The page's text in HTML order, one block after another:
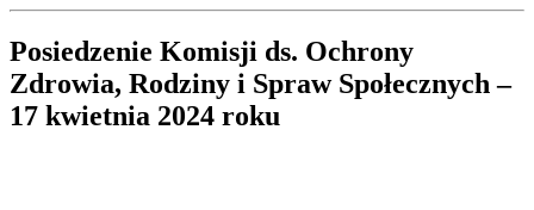
Posiedzenie Komisji ds. Ochrony
Zdrowia, Rodziny i Spraw Społecznych –
17 kwietnia 2024 roku